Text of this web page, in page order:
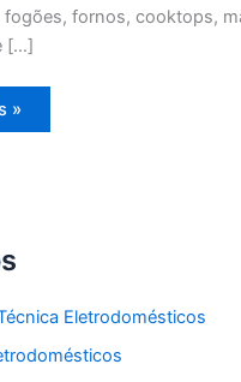
fogões, fornos, cooktops,
[…]
»
Eletrodomésticos